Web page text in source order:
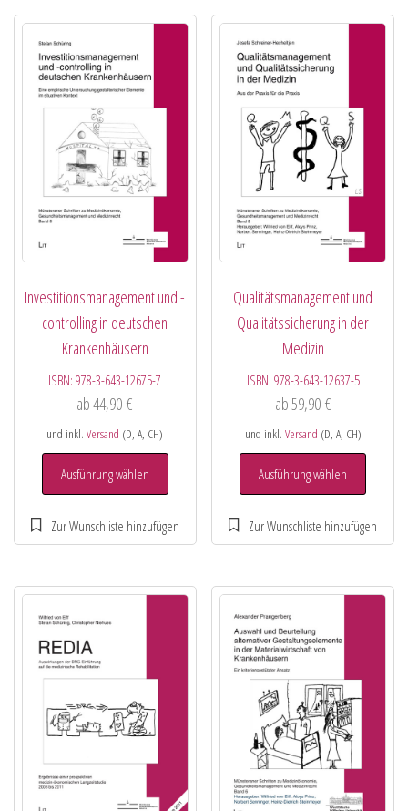
Investitionsmanagement und -
controlling in deutschen
Krankenhäusern
ISBN:978-3-643-12675-7
ab44,90€
und inkl.Versand (D, A, CH)
Ausführung wählen
Qualitätsmanagement und
Qualitätssicherung in der
Medizin
ISBN: 978-3-643-12637-5
ab 59,90 €
und inkl. Versand (D, A, CH)
Ausführung wählen